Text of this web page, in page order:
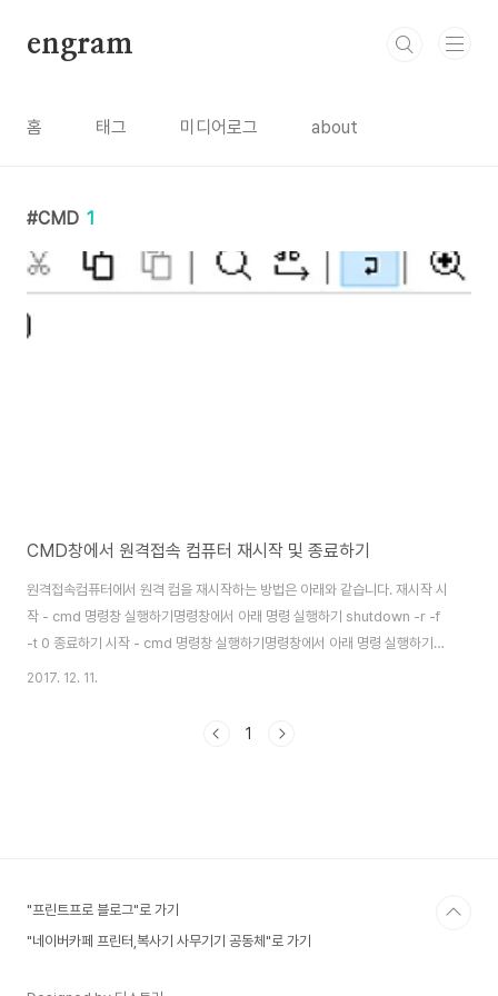
engram
홈 태그 미디어로그 about
CMD 1
CMD창에서 원격접속 컴퓨터 재시작 및 종료하기
원격접속컴퓨터에서 원격 컴을 재시작하는 방법은 아래와 같습니다. 재시작 시
작 - cmd 명령창 실행하기명령창에서 아래 명령 실행하기 shutdown -r -f
-t 0 종료하기 시작 - cmd 명령창 실행하기명령창에서 아래 명령 실행하기
shutdown -s -t 10
2017. 12. 11.
1
"프린트프로 블로그"로 가기
"네이버카페 프린터,복사기 사무기기 공동체"로 가기